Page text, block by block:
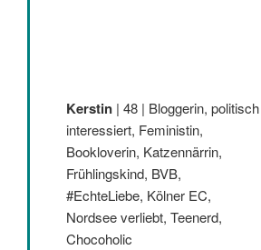
Kerstin | 48 | Bloggerin, politisch
interessiert, Feministin,
Bookloverin, Katzennärrin,
Frühlingskind, BVB,
#EchteLiebe, Kölner EC,
Nordsee verliebt, Teenerd,
Chocoholic